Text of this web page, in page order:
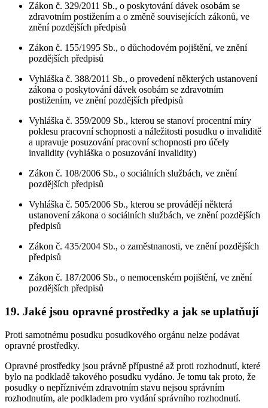
Zákon č. 329/2011 Sb., o poskytování dávek osobám se
zdravotním postižením a o změně souvisejících zákonů, ve
znění pozdějších předpisů
Zákon č. 155/1995 Sb., o důchodovém pojištění, ve znění
pozdějších předpisů
Vyhláška č. 388/2011 Sb., o provedení některých ustanovení
zákona o poskytování dávek osobám se zdravotním
postižením, ve znění pozdějších předpisů
Vyhláška č. 359/2009 Sb., kterou se stanoví procentní míry
poklesu pracovní schopnosti a náležitosti posudku o invaliditě
a upravuje posuzování pracovní schopnosti pro účely
invalidity (vyhláška o posuzování invalidity)
Zákon č. 108/2006 Sb., o sociálních službách, ve znění
pozdějších předpisů
Vyhláška č. 505/2006 Sb., kterou se provádějí některá
ustanovení zákona o sociálních službách, ve znění pozdějších
předpisů
Zákon č. 435/2004 Sb., o zaměstnanosti, ve znění pozdějších
předpisů
Zákon č. 187/2006 Sb., o nemocenském pojištění, ve znění
pozdějších předpisů
19. Jaké jsou opravné prostředky a jak se uplatňují
Proti samotnému posudku posudkového orgánu nelze podávat
opravné prostředky.
Opravné prostředky jsou právně přípustné až proti rozhodnutí, které
bylo na podkladě takového posudku vydáno. Je tomu tak proto, že
posudky o nepříznivém zdravotním stavu nejsou správním
rozhodnutím, ale podkladem pro vydání správního rozhodnutí.